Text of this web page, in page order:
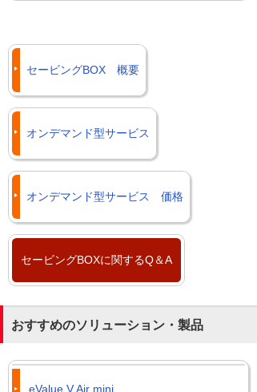
セービングBOX 概要
オンデマンド型サービス
オンデマンド型サービス 価格
セービングBOXに関するQ＆A
おすすめのソリューション・製品
eValue V Air mini